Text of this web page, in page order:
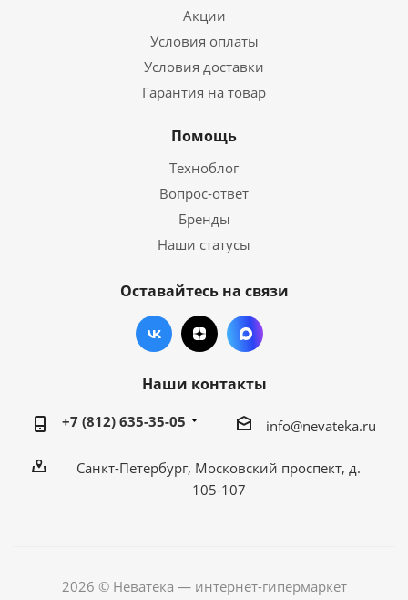
Акции
Условия оплаты
Условия доставки
Гарантия на товар
Помощь
Техноблог
Вопрос-ответ
Бренды
Наши статусы
Оставайтесь на связи
Наши контакты
+7 (812) 635-35-05 info@nevateka.ru
Санкт-Петербург, Московский проспект, д.
105-107
2026 © Неватека — интернет-гипермаркет